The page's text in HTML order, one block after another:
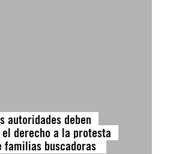
autoridades deben
derecho a la protesta
familias buscadoras